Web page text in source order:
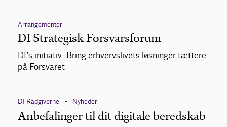
Arrangementer
DI Strategisk Forsvarsforum
DI’s initiativ: Bring erhvervslivets løsninger tættere
på Forsvaret
DI Rådgiverne • Nyheder
Anbefalinger til dit digitale beredskab